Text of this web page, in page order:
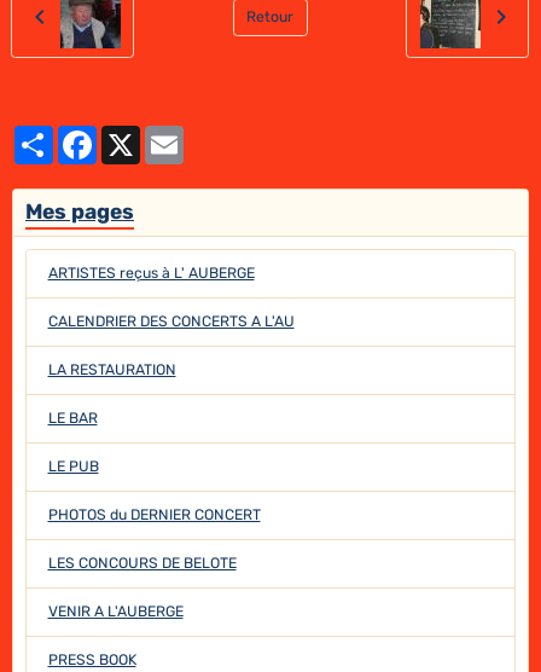
Retour
PartagerFacebook
X
Mes pages
ARTISTES reçus à L' AUBERGE
CALENDRIER DES CONCERTS A L'AU
LA RESTAURATION
LE BAR
LE PUB
PHOTOS du DERNIER CONCERT
LES CONCOURS DE BELOTE
VENIR A L'AUBERGE
PRESS BOOK